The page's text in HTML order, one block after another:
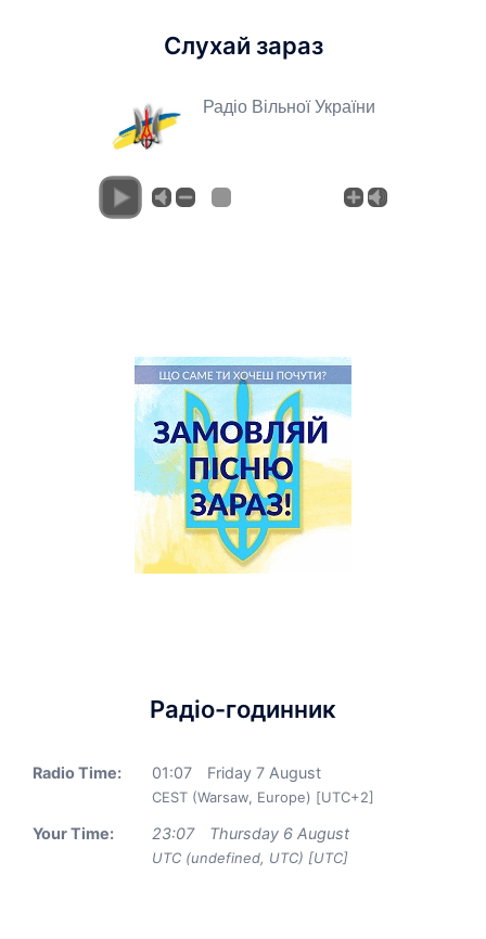
Слухай зараз
Радіо Вільної України
Радіо-годинник
Radio Time: 01:07 Friday 7 August
CEST (Warsaw, Europe) [UTC+2]
Your Time: 23:07 Thursday 6 August
UTC (undefined, UTC) [UTC]